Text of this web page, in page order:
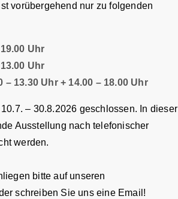
vorübergehend nur zu folgenden
Uhr
Uhr
– 13.30 Uhr + 14.00 – 18.00 Uhr
– 30.8.2026 geschlossen. In dieser
Ausstellung nach telefonischer
werden.
bitte auf unseren
schreiben Sie uns eine Email!